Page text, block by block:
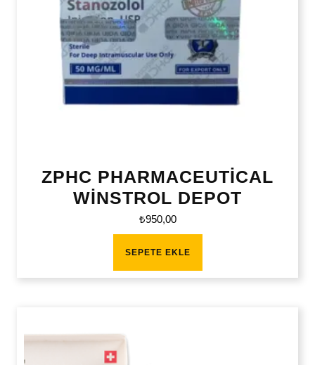
ZPHC PHARMACEUTİCAL
WİNSTROL DEPOT
₺950,00
SEPETE EKLE